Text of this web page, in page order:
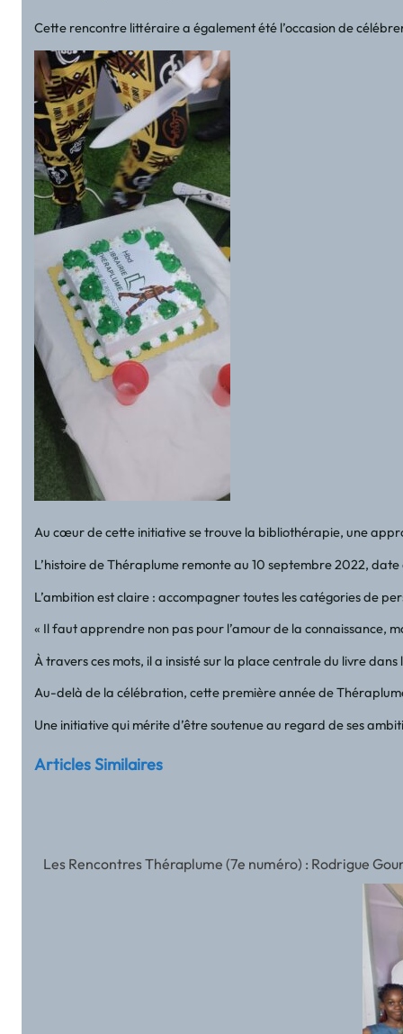
Cette rencontre littéraire a également été l’occasion de
Au cœur de cette initiative se trouve la bibliothérapie, une
L’histoire de Théraplume remonte au 10 septembre 2022,
L’ambition est claire : accompagner toutes les catégories de
« Il faut apprendre non pas pour l’amour de la connaissance,
À travers ces mots, il a insisté sur la place centrale du livre
Au-delà de la célébration, cette première année de
Une initiative qui mérite d’être soutenue au regard de ses
Articles Similaires
Les Rencontres Théraplume (7e numéro) : Rodrigue